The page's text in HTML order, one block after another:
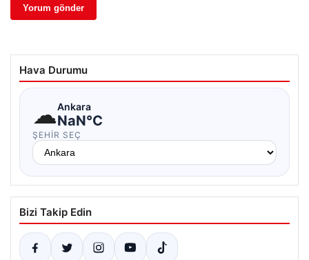
Hava Durumu
☁Ankara
NaN°C
ŞEHIR SEÇ
Bizi Takip Edin